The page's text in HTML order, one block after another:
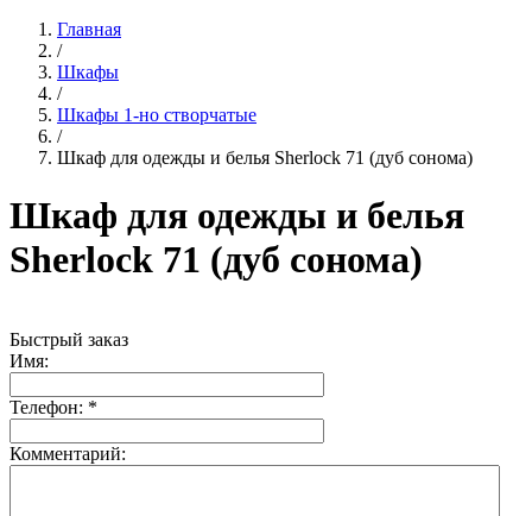
Главная
/
Шкафы
/
Шкафы 1-но створчатые
/
Шкаф для одежды и белья Sherlock 71 (дуб сонома)
Шкаф для одежды и белья
Sherlock 71 (дуб сонома)
Быстрый заказ
Имя:
Телефон: *
Комментарий: